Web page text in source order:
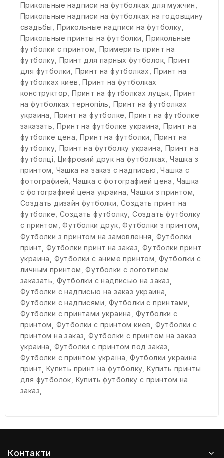
Прикольные надписи на футболках для мужчин,
Прикольные надписи на футболках на годовщину
свадьбы, Прикольные надписи на футболку,
Прикольные принты на футболки,Прикольные
футболки с принтом,Примерить принт на
футболку,Принт для парных футболок, Принт
для футболки, Принт на футболках, Принт на
футболках киев,Принт на футболках
конструктор,Принт на футболках луцьк, Принт
на футболках тернопіль, Принт на футболках
украина, Принт на футболке,Принт на футболке
заказать,Принт на футболке украина, Принт на
футболке цена,Принт на футболки, Принт на
футболку,Принт на футболку украина, Принт на
футболці,Цифровий друк на футболках,Чашка з
принтом, Чашка на заказ с надписью,Чашка с
фотографией,Чашка с фотографией цена, Чашка
с фотографией цена украина,Чашки з принтом,
Создать дизайн футболки,Создать принт на
футболке,Создать футболку,Создать футболку
с принтом,Футболки друк,Футболки з принтом,
Футболки з принтом на замовлення, Футболки
принт, Футболки принт на заказ, Футболки принт
украина, Футболки с аниме принтом,Футболки с
личным принтом,Футболки с логотипом
заказать,Футболки с надписью на заказ,
Футболки с надписью на заказ украина,
Футболки с надписями, Футболки с принтами,
Футболки с принтами украина, Футболки с
принтом, Футболки с принтом киев, Футболки с
принтом на заказ,Футболки с принтом на заказ
украина, Футболки с принтом под заказ,
Футболки с принтом україна,Футболки украина
принт, Купить принт на футболку,Купить принты
для футболок, Купить футболку с принтом на
заказ,
Контакти